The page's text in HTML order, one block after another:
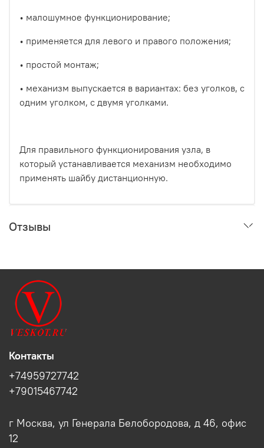
• малошумное функционирование;
• применяется для левого и правого положения;
• простой монтаж;
• механизм выпускается в вариантах: без уголков, с
одним уголком, с двумя уголками.
Для правильного функционирования узла, в
который устанавливается механизм необходимо
применять шайбу дистанционную.
Отзывы
Контакты
+74959727742
+79015467742
г Москва, ул Генерала Белобородова, д 46, офис
12